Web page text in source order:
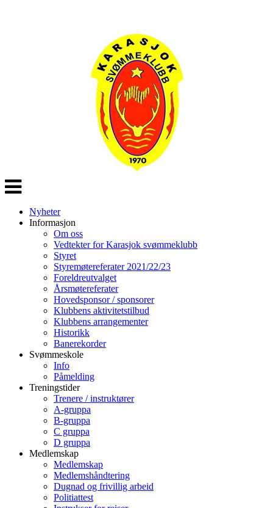
Veksle
navigasjon
Nyheter
Informasjon
Om oss
Vedtekter for Karasjok svømmeklubb
Styret
Styremøtereferater 2021/22/23
Foreldreutvalget
Årsmøtereferater
Hovedsponsor / sponsorer
Klubbens aktivitetstilbud
Klubbens arrangementer
Historikk
Banerekorder
Svømmeskole
Info
Påmelding
Treningstider
Trenere / instruktører
A-gruppa
B-gruppa
C gruppa
D gruppa
Medlemskap
Medlemskap
Medlemshåndtering
Dugnad og frivillig arbeid
Politiattest